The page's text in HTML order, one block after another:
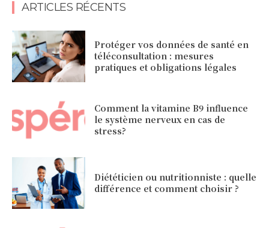
ARTICLES RÉCENTS
Protéger vos données de santé en
téléconsultation : mesures
pratiques et obligations légales
Comment la vitamine B9 influence
le système nerveux en cas de
stress?
Diététicien ou nutritionniste : quelle
différence et comment choisir ?